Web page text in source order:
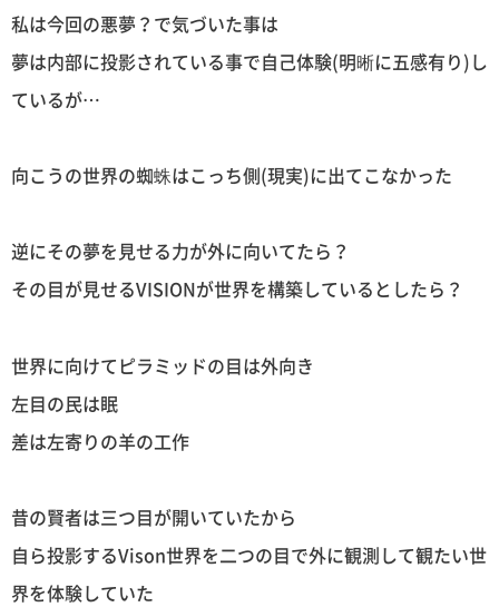
私は今回の悪夢？で気づいた事は
夢は内部に投影されている事で自己体験(明晰に五感有り)し
ているが…
向こうの世界の蜘蛛はこっち側(現実)に出てこなかった
逆にその夢を見せる力が外に向いてたら？
その目が見せるVISIONが世界を構築しているとしたら？
世界に向けてピラミッドの目は外向き
左目の民は眠
差は左寄りの羊の工作
昔の賢者は三つ目が開いていたから
自ら投影するVison世界を二つの目で外に観測して観たい世
界を体験していた